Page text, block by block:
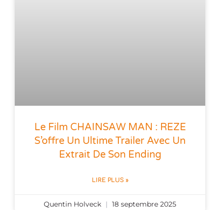
Le Film CHAINSAW MAN : REZE
S’offre Un Ultime Trailer Avec Un
Extrait De Son Ending
LIRE PLUS »
Quentin Holveck 18 septembre 2025